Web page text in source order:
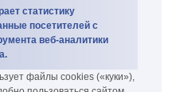
статистику
посетителей с
веб-аналитики
файлы cookies («куки»),